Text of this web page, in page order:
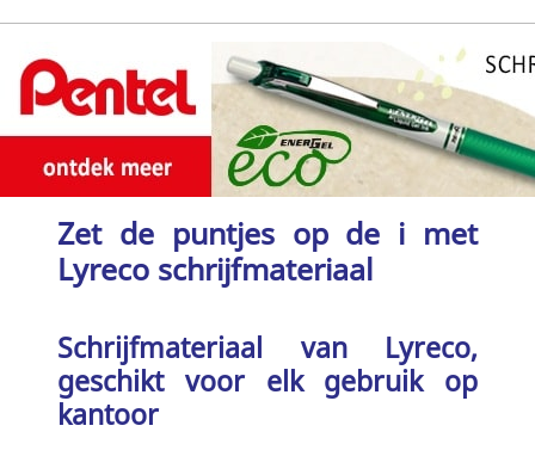
Zet de puntjes op de i met
Lyreco schrijfmateriaal
Schrijfmateriaal van Lyreco,
geschikt voor elk gebruik op
kantoor